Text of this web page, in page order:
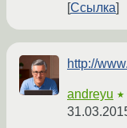
Ссылка
http://
andreyu